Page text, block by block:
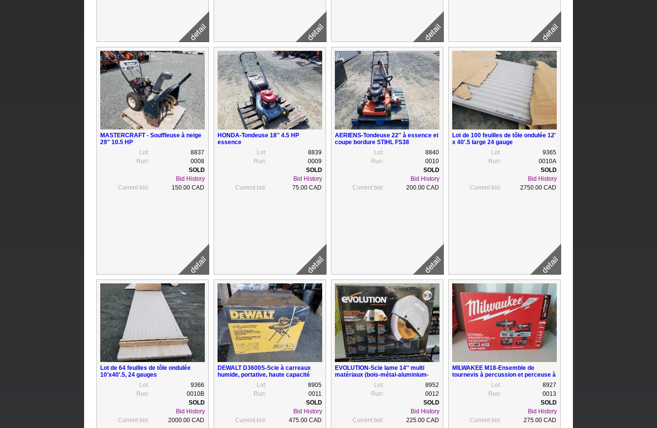
MASTERCRAFT - Souffleuse à neige
29'' 10.5 HP
Lot:
8837
Run:
0008
Bid History
Current bid:
150.00 CAD
HONDA-Tondeuse 18'' 4.5 HP
essence
Lot:
8839
Run:
0009
Bid History
Current bid:
75.00 CAD
AERIENS-Tondeuse 22'' à essence et
coupe bordure STIHL FS38
Lot:
8840
Run:
0010
Bid History
Current bid:
200.00 CAD
Lot de 100 feuilles de tôle ondulée 12'
x 40'.5 large 24 gauge
Lot:
9365
Run:
0010A
Bid History
Current bid:
2750.00 CAD
Lot de 64 feuilles de tôle ondulée
10'x40'.5, 24 gauges
Lot:
9366
Run:
0010B
Bid History
Current bid:
2000.00 CAD
DEWALT D3600S-Scie à carreaux
humide, portative, haute capacité
avec support, neuve
Lot:
8905
Run:
0011
Bid History
Current bid:
475.00 CAD
EVOLUTION-Scie lame 14'' multi
matériaux (bois-métal-aluminium-
plastique), neuve
Lot:
8952
Run:
0012
Bid History
Current bid:
225.00 CAD
MILWAKEE M18-Ensemble de
tournevis à percussion et perceuse à
percussion, 1 batterie 4.0 et un
batterie 2.0, chargeur, sac, neuf
Lot:
8927
Run:
0013
Bid History
Current bid:
275.00 CAD